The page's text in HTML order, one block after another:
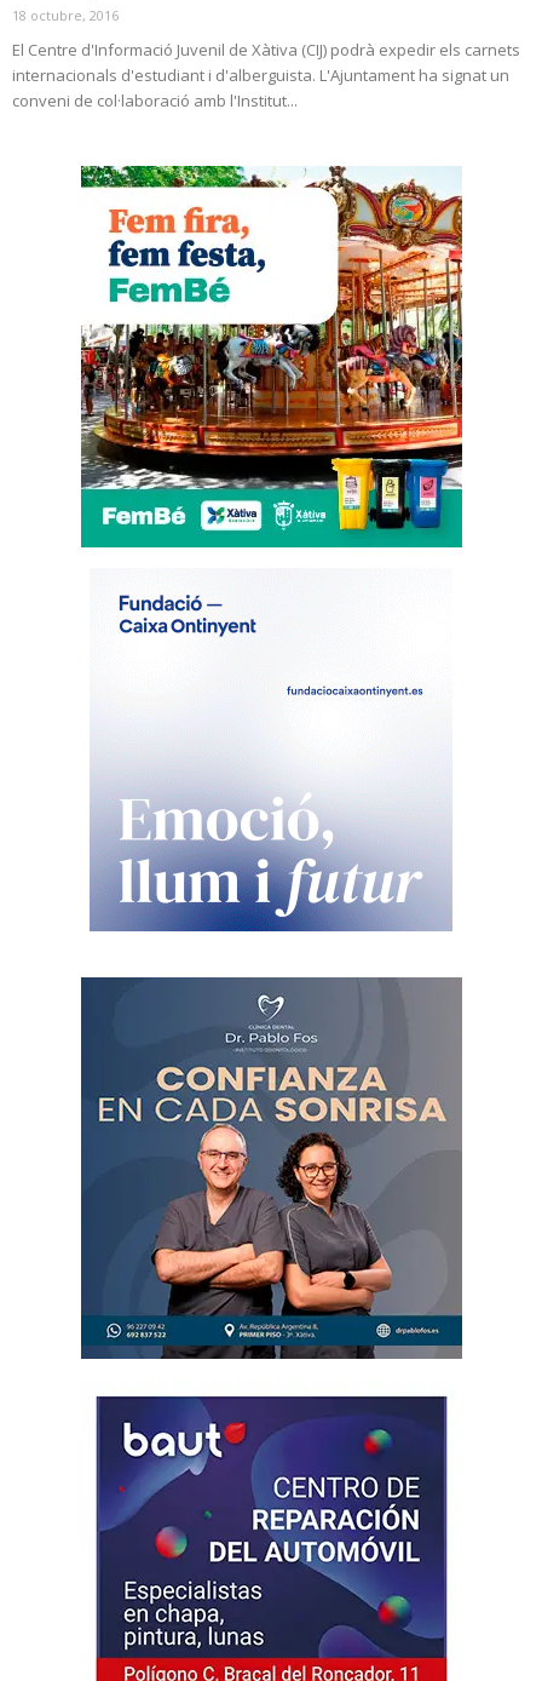
18 octubre, 2016
El Centre d'Informació Juvenil de Xàtiva (CIJ) podrà expedir els carnets
internacionals d'estudiant i d'alberguista. L'Ajuntament ha signat un
conveni de col·laboració amb l'Institut...